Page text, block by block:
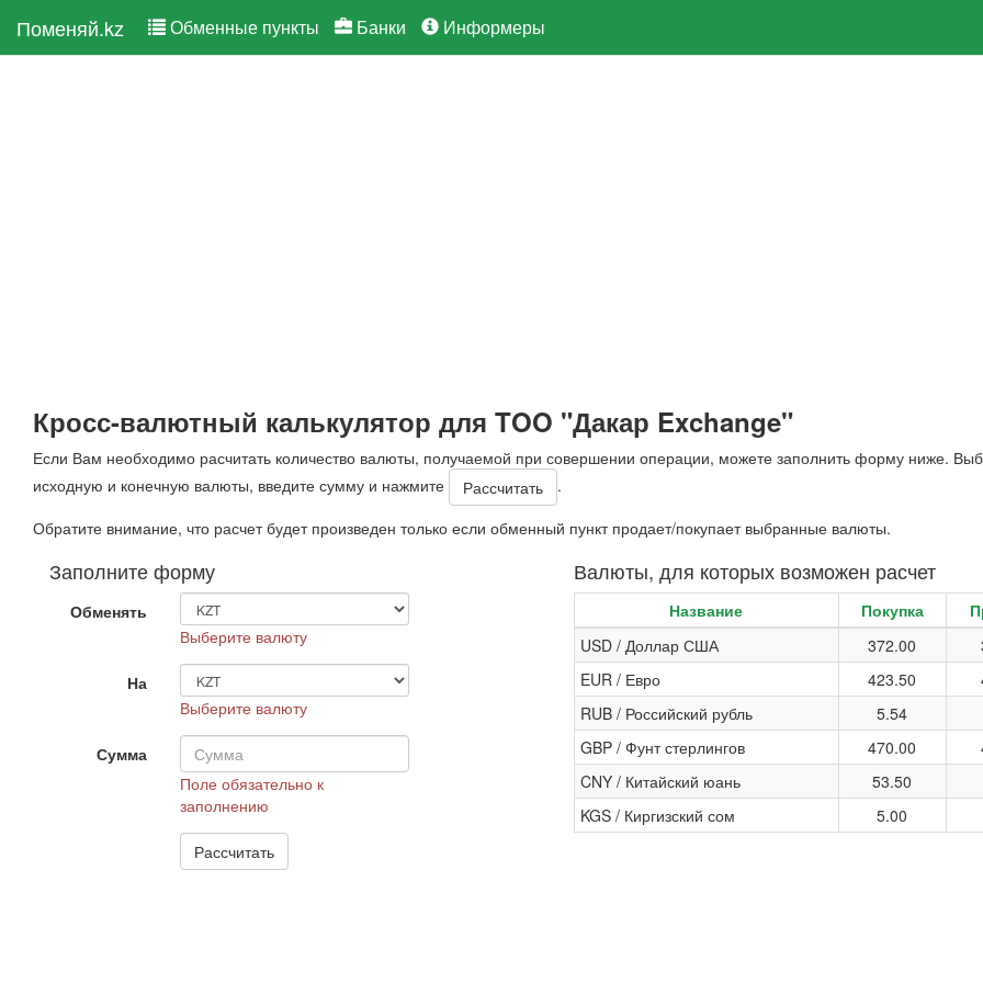
Поменяй.kz Обменные пункты Банки Информеры
Кросс-валютный калькулятор для TOO "Дакар Exchange"
Если Вам необходимо расчитать количество валюты, получаемой при совершении операции, можете заполнить форму ниже.
исходную и конечную валюты, введите сумму и нажмите
.
Обратите внимание, что расчет будет произведен только если обменный пункт продает/покупает выбранные валюты.
Заполните форму
Обменять
Выберите валюту
На
Выберите валюту
Сумма
Поле обязательно к
заполнению
Валюты, для которых возможен расчет
Название Покупка
USD / Доллар США
372.00
EUR / Евро
423.50
RUB / Российский рубль
5.54
GBP / Фунт стерлингов
470.00
CNY / Китайский юань
53.50
KGS / Киргизский сом
5.00